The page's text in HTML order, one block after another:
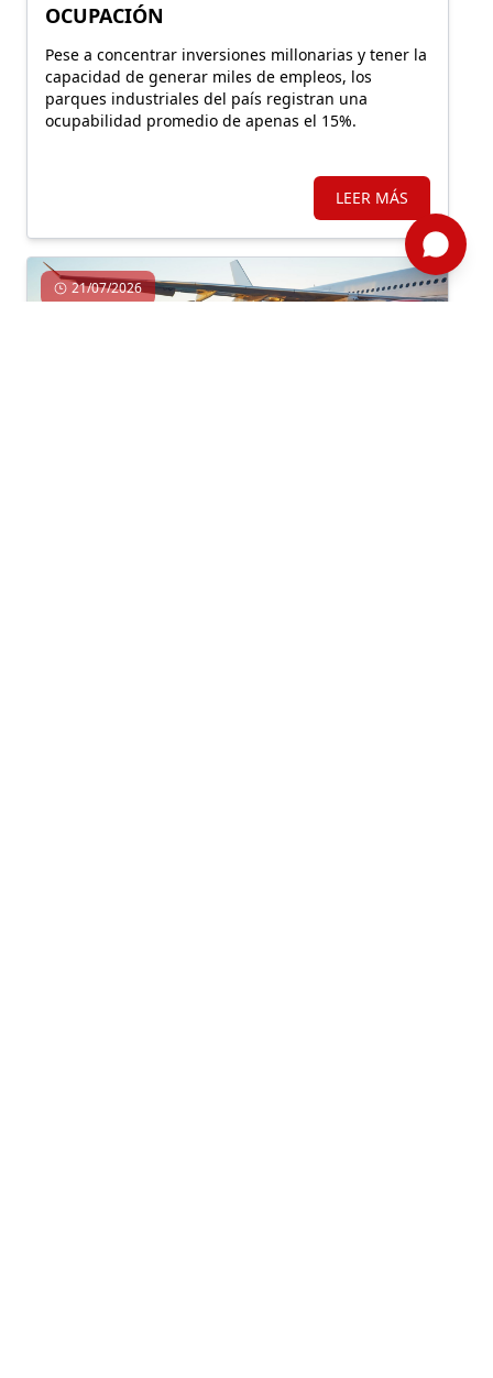
OCUPACIÓN
Pese a concentrar inversiones millonarias y tener la
capacidad de generar miles de empleos, los
parques industriales del país registran una
ocupabilidad promedio de apenas el 15%.
LEER MÁS
21/07/2026